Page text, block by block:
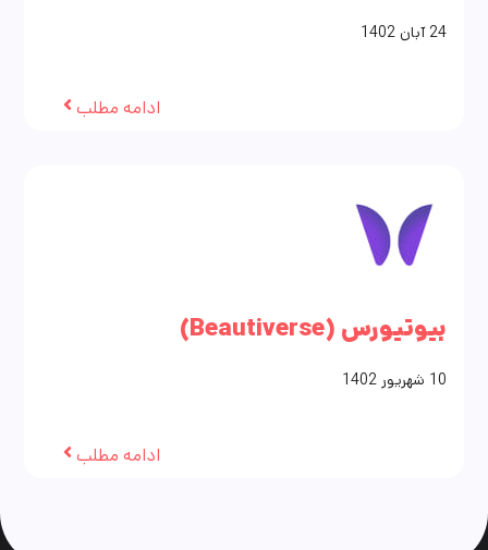
24 آبان 1402
ادامه مطلب
بیوتیورس (Beautiverse)
10 شهریور 1402
ادامه مطلب